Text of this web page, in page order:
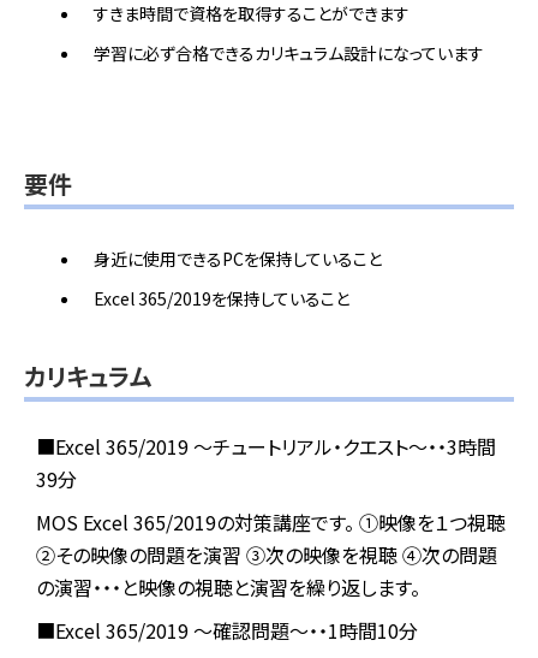
すきま時間で資格を取得することができます
学習に必ず合格できるカリキュラム設計になっています
要件
身近に使用できるPCを保持していること
Excel 365/2019を保持していること
カリキュラム
■Excel 365/2019 ～チュートリアル・クエスト～・・3時間
39分
MOS Excel 365/2019の対策講座です。 ①映像を１つ視聴
②その映像の問題を演習 ③次の映像を視聴④次の問題
の演習・・・と映像の視聴と演習を繰り返します。
■Excel 365/2019 ～確認問題～・・1時間10分